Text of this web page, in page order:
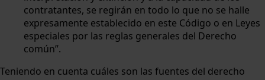
contratantes, se regirán en todo lo que no se halle
expresamente establecido en este Código o en Leyes
especiales por las reglas generales del Derecho
común”.
Teniendo en cuenta cuáles son las fuentes del derecho